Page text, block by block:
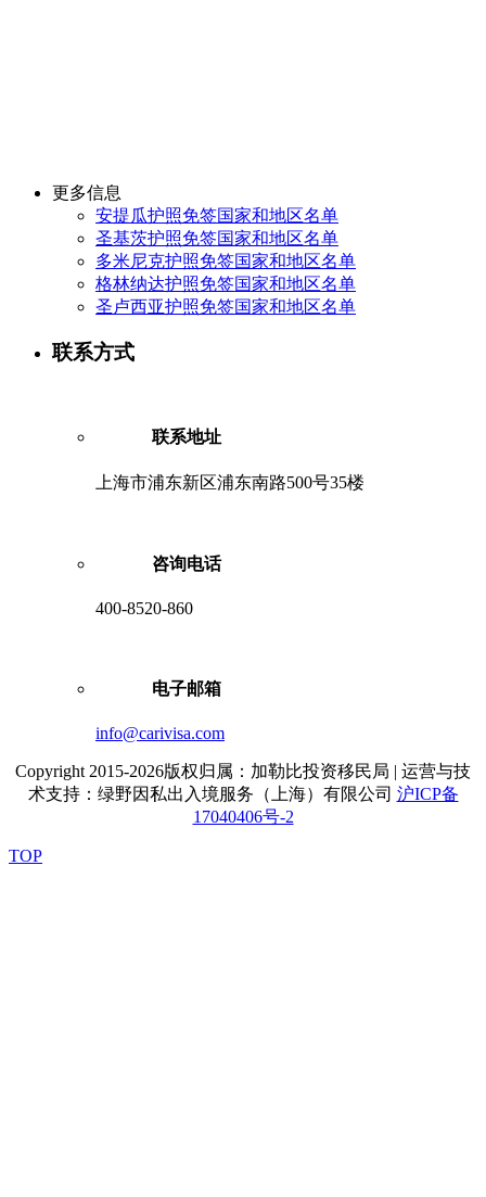
更多信息
安提瓜护照免签国家和地区名单
圣基茨护照免签国家和地区名单
多米尼克护照免签国家和地区名单
格林纳达护照免签国家和地区名单
圣卢西亚护照免签国家和地区名单
联系方式
联系地址
上海市浦东新区浦东南路500号35楼
咨询电话
400-8520-860
电子邮箱
info@carivisa.com
Copyright 2015-2026版权归属：加勒比投资移民局 | 运营与技
术支持：绿野因私出入境服务（上海）有限公司 沪ICP备
17040406号-2
TOP